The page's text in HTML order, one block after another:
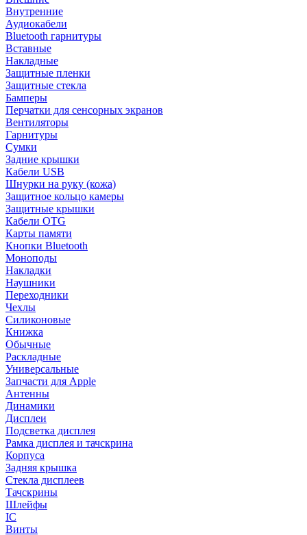
Внутренние
Аудиокабели
Bluetooth гарнитуры
Вставные
Накладные
Защитные пленки
Защитные стекла
Бамперы
Перчатки для сенсорных экранов
Вентиляторы
Гарнитуры
Сумки
Задние крышки
Кабели USB
Шнурки на руку (кожа)
Защитное кольцо камеры
Защитные крышки
Кабели OTG
Карты памяти
Кнопки Bluetooth
Моноподы
Накладки
Наушники
Переходники
Чехлы
Силиконовые
Книжка
Обычные
Раскладные
Универсальные
Запчасти для Apple
Антенны
Динамики
Дисплеи
Подсветка дисплея
Рамка дисплея и тачскрина
Корпуса
Задняя крышка
Стекла дисплеев
Тачскрины
Шлейфы
IC
Винты